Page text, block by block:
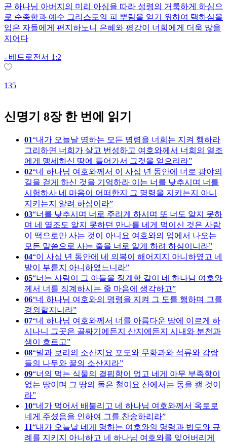
곧 하나님 아버지의 미리 아심을 따라 성령의 거룩하게 하심으
로 순종함과 예수 그리스도의 피 뿌림을 얻기 위하여 택하심을
입은 자들에게 편지하노니 은혜와 평강이 너희에게 더욱 많을
지어다
- 베드로전서 1:2
135
신명기 8장 한 번에 읽기
01 내가 오늘날 명하는 모든 명령을 너희는 지켜 행하라
그리하면 너희가 살고 번성하고 여호와께서 너희의 열조
에게 맹세하신 땅에 들어가서 그것을 얻으리라
02 네 하나님 여호와께서 이 사십 년 동안에 너로 광야의
길을 걷게 하신 것을 기억하라 이는 너를 낮추시며 너를
시험하사 네 마음이 어떠한지 그 명령을 지키는지 아니
지키는지 알려 하심이라
03 너를 낮추시며 너로 주리게 하시며 또 너도 알지 못하
며 네 열조도 알지 못하던 만나를 네게 먹이신 것은 사람
이 떡으로만 사는 것이 아니요 여호와의 입에서 나오는
모든 말씀으로 사는 줄을 너로 알게 하려 하심이니라
04 이 사십 년 동안에 네 의복이 해어지지 아니하였고 네
발이 부릍지 아니하였느니라
05 너는 사람이 그 아들을 징계함 같이 네 하나님 여호와
께서 너를 징계하시는 줄 마음에 생각하고
06 네 하나님 여호와의 명령을 지켜 그 도를 행하며 그를
경외할지니라
07 네 하나님 여호와께서 너를 아름다운 땅에 이르게 하
시나니 그곳은 골짜기에든지 산지에든지 시내와 분천과
샘이 흐르고
08 밀과 보리의 소산지요 포도와 무화과와 석류와 감람
들의 나무와 꿀의 소산지라
09 너의 먹는 식물의 결핍함이 없고 네게 아무 부족함이
없는 땅이며 그 땅의 돌은 철이요 산에서는 동을 캘 것이
라
10 네가 먹어서 배불리고 네 하나님 여호와께서 옥토로
네게 주셨음을 인하여 그를 찬송하리라
11 내가 오늘날 네게 명하는 여호와의 명령과 법도와 규
례를 지키지 아니하고 네 하나님 여호와를 잊어버리게